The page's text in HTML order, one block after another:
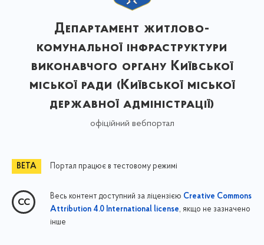
Департамент житлово-
комунальної інфраструктури
виконавчого органу Київської
міської ради (Київської міської
державної адміністрації)
офіційний вебпортал
Портал працює в тестовому режимі
Весь контент доступний за ліцензією Creative Commons
Attribution 4.0 International license, якщо не зазначено
інше